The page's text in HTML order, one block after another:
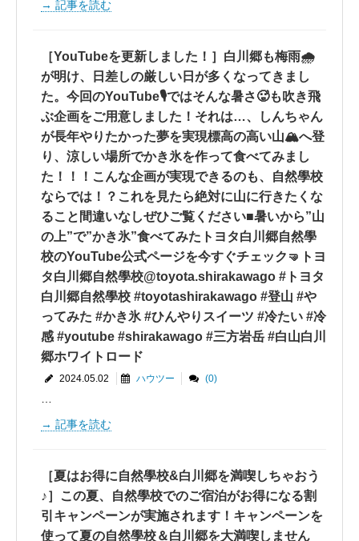
記事を読む
［YouTubeを更新しました！］白川郷も梅雨🌧
が明け、日差し️の厳しい日が多くなってきまし
た。今回のYouTube🎙ではそんな暑さ🥵も吹き飛
ぶ企画をご用意しました！それは…、しんちゃん
が長年やりたかった夢を実現標高の高い山🏔へ登
り、涼しい場所でかき氷を作って食べてみまし
た！！！こんな企画が実現できるのも、自然學校
ならでは！？これを見たら絶対に山に行きたくな
ること間違いなしぜひご覧ください■暑いから”山
の上”で”かき氷”食べてみたトヨタ白川郷自然學
校のYouTube公式ページを今すぐチェック🤜トヨ
タ白川郷自然學校@toyota.shirakawago #トヨタ
白川郷自然學校 #toyotashirakawago #登山 #や
ってみた #かき氷 #ひんやりスイーツ #冷たい #冷
感 #youtube #shirakawago #三方岩岳 #白山白川
郷ホワイトロード
2024.05.02 ハウツー (0)
記事を読む
［夏はお得に自然學校&白川郷を満喫しちゃおう
♪］この夏、自然學校でのご宿泊がお得になる割
引キャンペーンが実施されます！キャンペーンを
使って夏の自然學校＆白川郷を大満喫しません